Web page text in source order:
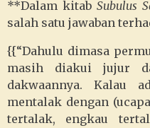
**Dalam kitab Subulus
salah satu jawaban
{{“Dahulu dimasa
masih diakui jujur
dakwaannya. Kalau
mentalak dengan
tertalak, engkau